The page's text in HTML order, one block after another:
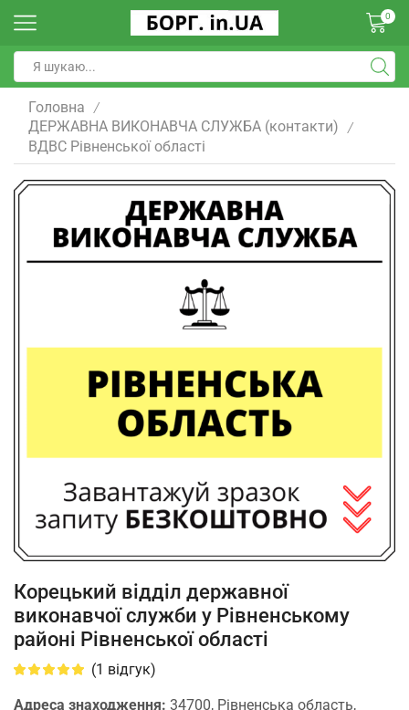
0
Головна /
ДЕРЖАВНА ВИКОНАВЧА СЛУЖБА (контакти) /
ВДВС Рівненської області
Корецький відділ державної
виконавчої служби у Рівненському
районі Рівненської області
(1 відгук)
Адреса знаходження: 34700, Рівненська область,